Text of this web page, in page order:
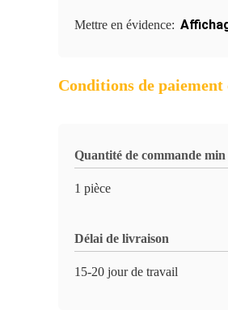
Mettre en évidence:
Conditions de
Quantité de commande min
1 pièce
Délai de livraison
15-20 jour de travail